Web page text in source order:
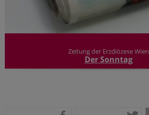
Zeitung der Erzdiözese Wien
Der Sonntag